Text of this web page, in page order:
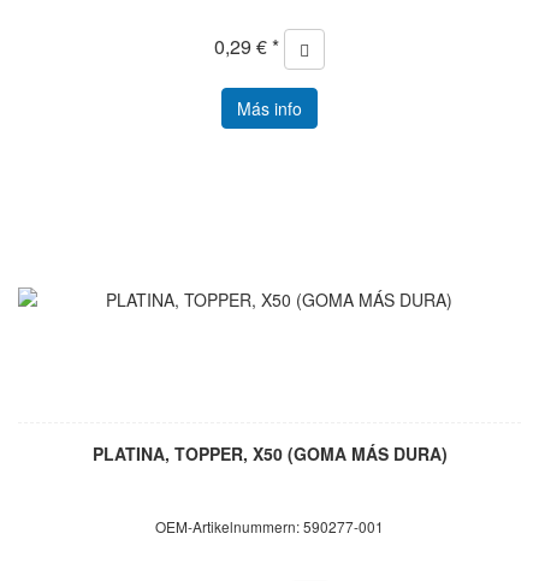
0,29 € *
Más info
PLATINA, TOPPER, X50 (GOMA MÁS DURA)
OEM-Artikelnummern: 590277-001